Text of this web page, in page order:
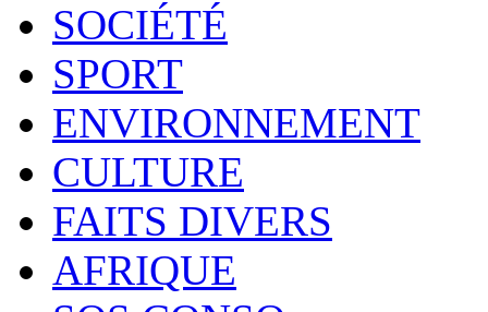
SOCIÉTÉ
SPORT
ENVIRONNEMENT
CULTURE
FAITS DIVERS
AFRIQUE